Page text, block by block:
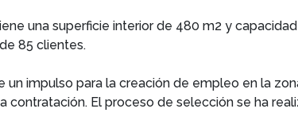
una superficie interior de 480 m2 y
85 clientes.
impulso para la creación de empleo en la
contratación. El proceso de selección se ha